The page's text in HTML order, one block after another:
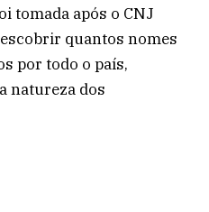
tomada após o CNJ
quantos nomes
por todo o país,
natureza dos